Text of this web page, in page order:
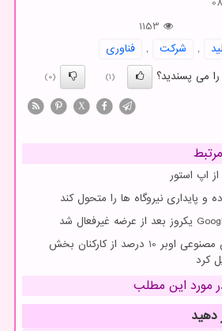
1153
, شركت ,
فناوری
می پسندید؟
(1)
(0)
X
اپ استور
و پایداری نیروگاه ها را متحول کند
جایگزینی انسان با هوش مصنوعی اوبر 10 درصد از کارکنان بخش
کرد
مورد این مطلب
دهید